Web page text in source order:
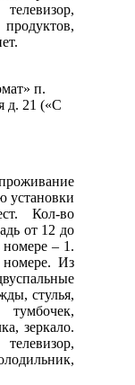
установки
Кол-во
от 12 до
– 1.
Из
стулья,
зеркало.